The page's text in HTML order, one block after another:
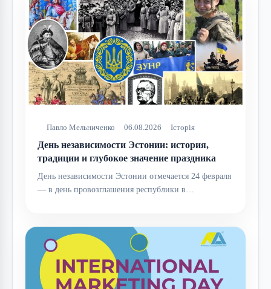
Павло Мельниченко 06.08.2026 Історія
День независимости Эстонии: история,
традиции и глубокое значение праздника
День независимости Эстонии отмечается 24 февраля
— в день провозглашения республики в…